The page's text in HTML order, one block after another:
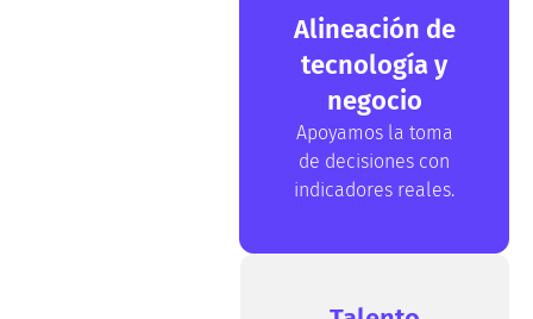
Alineación de
tecnología y
negocio
Apoyamos la toma
de decisiones con
indicadores reales.